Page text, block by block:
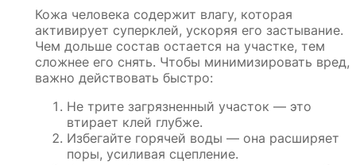
Кожа человека содержит влагу, которая
активирует суперклей, ускоряя его застывание.
Чем дольше состав остается на участке, тем
сложнее его снять. Чтобы минимизировать вред,
важно действовать быстро:
Не трите загрязненный участок — это
втирает клей глубже.
Избегайте горячей воды — она расширяет
поры, усиливая сцепление.